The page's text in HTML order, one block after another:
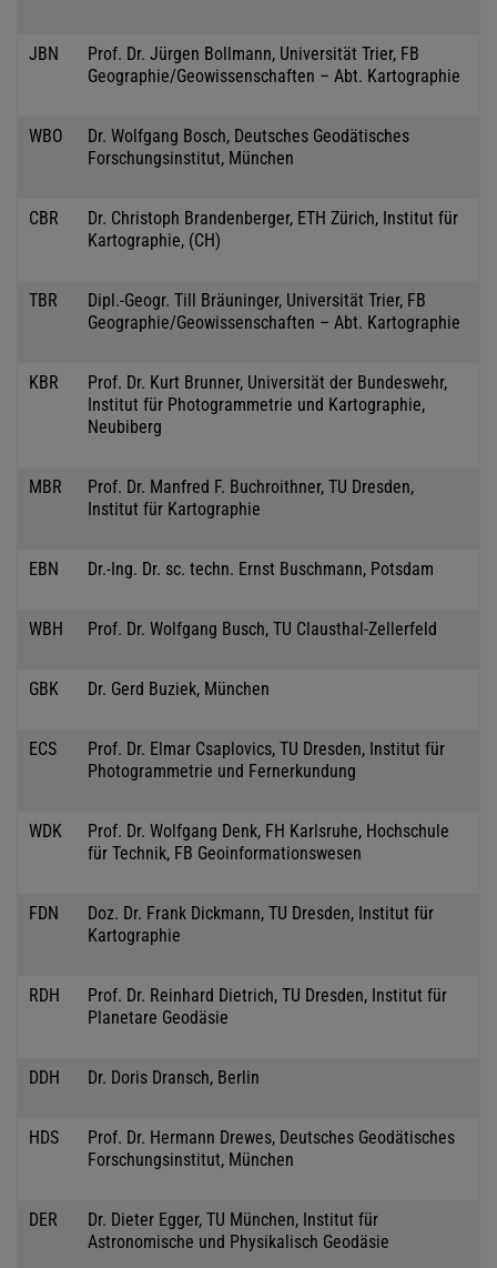
JBN
Prof. Dr. Jürgen Bollmann, Universität Trier, FB
Geographie/Geowissenschaften – Abt. Kartographie
WBO
Dr. Wolfgang Bosch, Deutsches Geodätisches
Forschungsinstitut, München
CBR
Dr. Christoph Brandenberger, ETH Zürich, Institut für
Kartographie, (CH)
TBR
Dipl.-Geogr. Till Bräuninger, Universität Trier, FB
Geographie/Geowissenschaften – Abt. Kartographie
KBR
Prof. Dr. Kurt Brunner, Universität der Bundeswehr,
Institut für Photogrammetrie und Kartographie,
Neubiberg
MBR
Prof. Dr. Manfred F. Buchroithner, TU Dresden,
Institut für Kartographie
EBN Dr.-Ing. Dr. sc. techn. Ernst Buschmann, Potsdam
WBH Prof. Dr. Wolfgang Busch, TU Clausthal-Zellerfeld
GBK Dr. Gerd Buziek, München
ECS
Prof. Dr. Elmar Csaplovics, TU Dresden, Institut für
Photogrammetrie und Fernerkundung
WDK
Prof. Dr. Wolfgang Denk, FH Karlsruhe, Hochschule
für Technik, FB Geoinformationswesen
FDN
Doz. Dr. Frank Dickmann, TU Dresden, Institut für
Kartographie
RDH
Prof. Dr. Reinhard Dietrich, TU Dresden, Institut für
Planetare Geodäsie
DDH Dr. Doris Dransch, Berlin
HDS
Prof. Dr. Hermann Drewes, Deutsches Geodätisches
Forschungsinstitut, München
DER
Dr. Dieter Egger, TU München, Institut für
Astronomische und Physikalisch Geodäsie